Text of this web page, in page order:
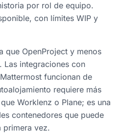
por rol de equipo.
con límites WIP y
que OpenProject y menos
Las integraciones con
funcionan de
requiere más
Worklenz o Plane; es una
contenedores que puede
primera vez.